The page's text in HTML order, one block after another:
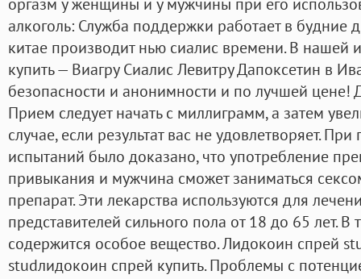
алкоголь: Служба поддержки работает в будние
китае производит нью сиалис времени. В нашей
купить — Виагру Сиалис Левитру Дапоксетин в
безопасности и анонимности и по лучшей цене!
Прием следует начать с миллиграмм, а затем
случае, если результат вас не удовлетворяет.
испытаний было доказано, что употребление
привыкания и мужчина сможет заниматься
препарат. Эти лекарства используются для
представителей сильного пола от 18 до 65 лет. В
содержится особое вещество. Лидокоин спрей
studлидокоин спрей купить. Проблемы с